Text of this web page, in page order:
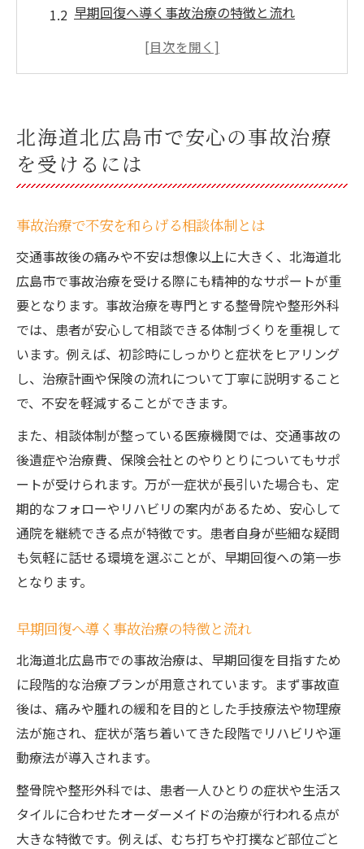
早期回復へ導く事故治療の特徴と流れ
事故治療の基本と初診時の注意点を解説
事故治療の手技療法がもたらす回復力
事故治療で用いられる主な手技療法とは
手技療法による事故治療の効果と実感例
方
手技療法で期待できる事故治療後の変化
事故治療の現場で活きる手技療法の強み
交通事故後の手技療法選びのポイント解説
事故治療で重視すべき手技療法選びの視点
自分に合った事故治療手技療法の見極め方
事故治療の比較で知る手技療法のメリット
う
交通事故後の症状別手技療法の選択基準
手技療法が支える事故治療の効果と注意点
事故治療の手技療法で得られる効果を実感
手技療法利用時の事故治療で注意すべき点
事故治療での手技療法の持続力と課題とは
事故治療での手技療法の副反応について
後遺障害リスクを減らす治療法の考え方
事故治療で後遺障害リスク減を目指す理由
手技療法で後遺障害を予防するポイント
事故治療の進め方で変わる後遺障害リスク
事故治療時に意識したい生活習慣の工夫
早期の事故治療が後遺障害リスク低減に有
効
北海道北広島市で安心の事故治療
を受けるには
事故治療で不安を和らげる相談体制とは
交通事故後の痛みや不安は想像以上に大きく、北海道北
広島市で事故治療を受ける際にも精神的なサポートが重
要となります。事故治療を専門とする整骨院や整形外科
では、患者が安心して相談できる体制づくりを重視して
います。例えば、初診時にしっかりと症状をヒアリング
し、治療計画や保険の流れについて丁寧に説明すること
で、不安を軽減することができます。
また、相談体制が整っている医療機関では、交通事故の
後遺症や治療費、保険会社とのやりとりについてもサポ
ートが受けられます。万が一症状が長引いた場合も、定
期的なフォローやリハビリの案内があるため、安心して
通院を継続できる点が特徴です。患者自身が些細な疑問
も気軽に話せる環境を選ぶことが、早期回復への第一歩
となります。
早期回復へ導く事故治療の特徴と流れ
北海道北広島市での事故治療は、早期回復を目指すため
に段階的な治療プランが用意されています。まず事故直
後は、痛みや腫れの緩和を目的とした手技療法や物理療
法が施され、症状が落ち着いてきた段階でリハビリや運
動療法が導入されます。
整骨院や整形外科では、患者一人ひとりの症状や生活ス
タイルに合わせたオーダーメイドの治療が行われる点が
大きな特徴です。例えば、むち打ちや打撲など部位ごと